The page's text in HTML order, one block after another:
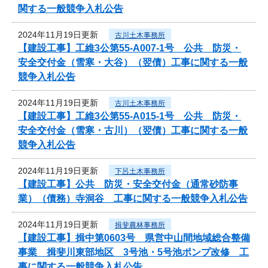
関する一般競争入札公告
2024年11月19日更新 古川土木事務所
【建設工事】工維3公第55-A007-1号 公共 防災・
安全交付金（雪寒・大谷）（翌債）工事に関する一般
競争入札公告
2024年11月19日更新 古川土木事務所
【建設工事】工維3公第55-A015-1号 公共 防災・
安全交付金（雪寒・古川）（翌債）工事に関する一般
競争入札公告
2024年11月19日更新 下呂土木事務所
【建設工事】公共 防災・安全交付金（通常砂防事
業）（債務）寺洞谷 工事に関する一般競争入札公告
2024年11月19日更新 揖斐農林事務所
【建設工事】揖中第0603号 県営中山間地域総合整備
事業 揖斐川東部地区 3号池・5号池ポンプ改修 工